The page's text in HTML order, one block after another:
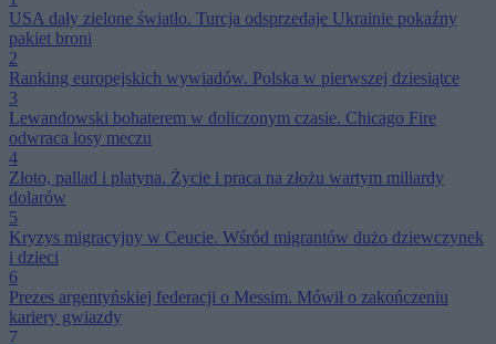
USA dały zielone światło. Turcja odsprzedaje Ukrainie pokaźny
pakiet broni
2
Ranking europejskich wywiadów. Polska w pierwszej dziesiątce
3
Lewandowski bohaterem w doliczonym czasie. Chicago Fire
odwraca losy meczu
4
Złoto, pallad i platyna. Życie i praca na złożu wartym miliardy
dolarów
5
Kryzys migracyjny w Ceucie. Wśród migrantów dużo dziewczynek
i dzieci
6
Prezes argentyńskiej federacji o Messim. Mówił o zakończeniu
kariery gwiazdy
7